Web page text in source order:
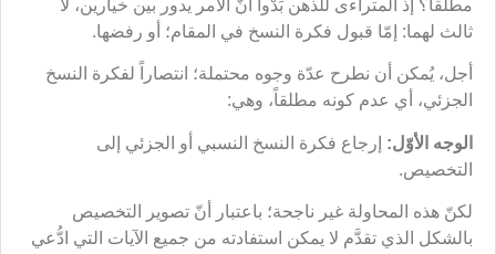
مطلقاً؟ إذ المتراءى للذهن بَدْواً أنّ الأمر يدور بين خيارين، لا
ثالث لهما: إمّا قبول فكرة النسخ في المقام؛ أو رفضها.
أجل، يُمكن أن نطرح عدّة وجوه محتملة؛ انتصاراً لفكرة النسخ
الجزئي، أي عدم كونه مطلقاً، وهي:
الوجه الأوّل: إرجاع فكرة النسخ النسبي أو الجزئي إلى
التخصيص.
لكنّ هذه المحاولة غير ناجحة؛ باعتبار أنّ تصوير التخصيص
بالشكل الذي تقدَّم لا يمكن استفادته من جميع الآيات التي ادُّعي